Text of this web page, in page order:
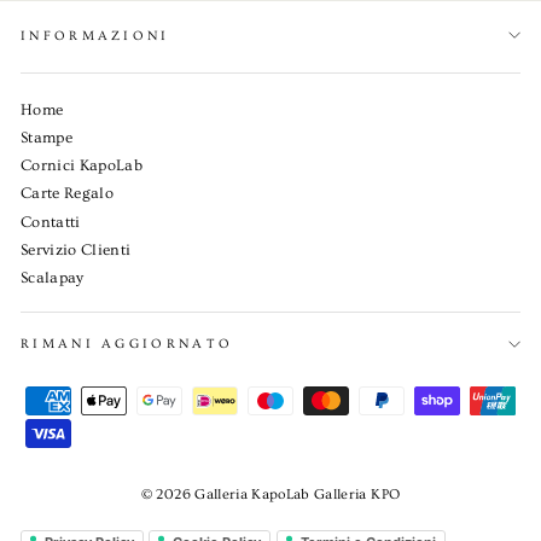
INFORMAZIONI
Home
Stampe
Cornici KapoLab
Carte Regalo
Contatti
Servizio Clienti
Scalapay
RIMANI AGGIORNATO
© 2026 Galleria KapoLab Galleria KPO